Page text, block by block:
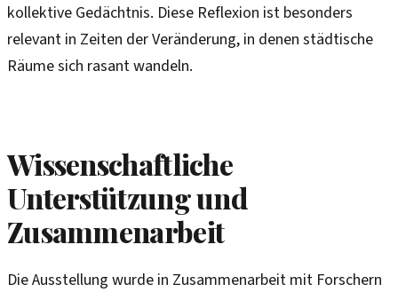
kollektive Gedächtnis. Diese Reflexion ist besonders
relevant in Zeiten der Veränderung, in denen städtische
Räume sich rasant wandeln.
Wissenschaftliche
Unterstützung und
Zusammenarbeit
Die Ausstellung wurde in Zusammenarbeit mit Forschern